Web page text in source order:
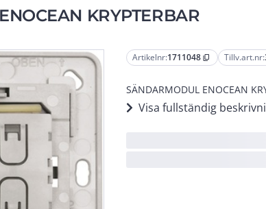
KRYPTERBAR
Artikelnr:1711048 content_copy Tillv.art.nr:
SÄNDARMODUL ENOCEAN
Visa fullständig